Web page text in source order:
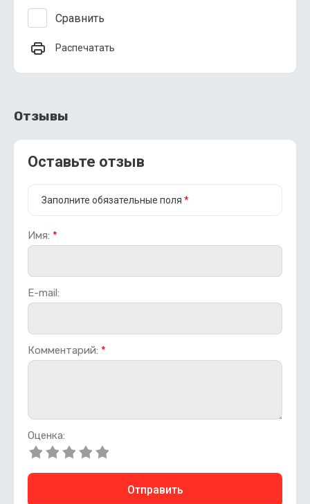
Сравнить
Распечатать
Отзывы
Оставьте отзыв
Заполните обязательные поля *
Имя: *
E-mail:
Комментарий: *
Оценка:
Отправить